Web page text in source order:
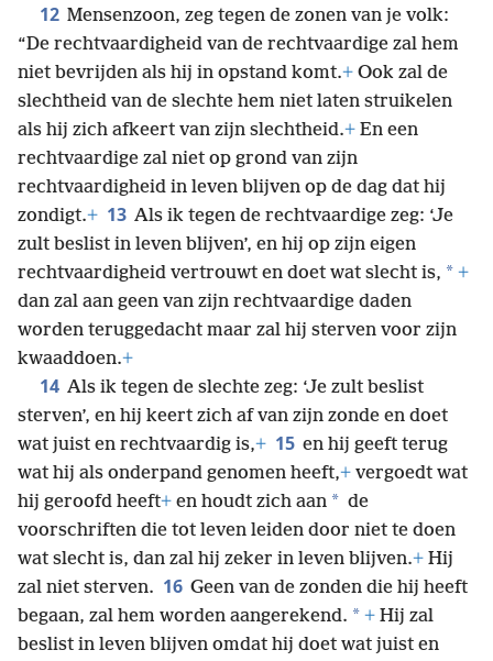
12 Mensenzoon, zeg tegen de zonen van je volk:
“De rechtvaardigheid van de rechtvaardige zal hem
niet bevrijden als hij in opstand komt.+ Ook zal de
slechtheid van de slechte hem niet laten struikelen
als hij zich afkeert van zijn slechtheid.+ En een
rechtvaardige zal niet op grond van zijn
rechtvaardigheid in leven blijven op de dag dat hij
zondigt.+ 13 Als ik tegen de rechtvaardige zeg: ‘Je
zult beslist in leven blijven’, en hij op zijn eigen
rechtvaardigheid vertrouwt en doet wat slecht is, * +
dan zal aan geen van zijn rechtvaardige daden
worden teruggedacht maar zal hij sterven voor zijn
kwaaddoen.+
14 Als ik tegen de slechte zeg: ‘Je zult beslist
sterven’, en hij keert zich af van zijn zonde en doet
wat juist en rechtvaardig is,+ 15 en hij geeft terug
wat hij als onderpand genomen heeft,+ vergoedt wat
hij geroofd heeft+ en houdt zich aan * de
voorschriften die tot leven leiden door niet te doen
wat slecht is, dan zal hij zeker in leven blijven.+ Hij
zal niet sterven. 16 Geen van de zonden die hij heeft
begaan, zal hem worden aangerekend. * + Hij zal
beslist in leven blijven omdat hij doet wat juist en